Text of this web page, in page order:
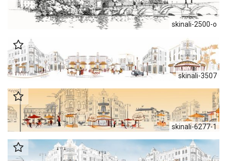
skinali-2500-o
skinali-3507
skinali-6277-1